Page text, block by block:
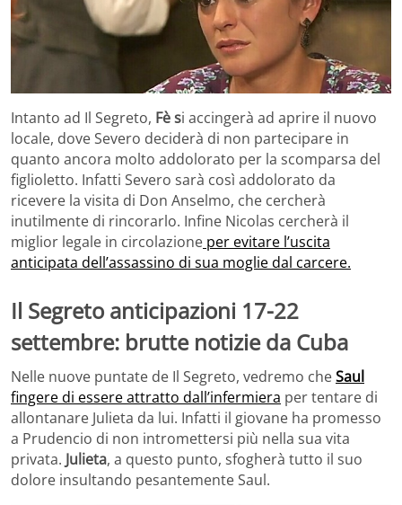
Intanto ad Il Segreto, Fè si accingerà ad aprire il nuovo
locale, dove Severo deciderà di non partecipare in
quanto ancora molto addolorato per la scomparsa del
figlioletto. Infatti Severo sarà così addolorato da
ricevere la visita di Don Anselmo, che cercherà
inutilmente di rincorarlo. Infine Nicolas cercherà il
miglior legale in circolazione per evitare l’uscita
anticipata dell’assassino di sua moglie dal carcere.
Il Segreto anticipazioni 17-22
settembre: brutte notizie da Cuba
Nelle nuove puntate de Il Segreto, vedremo cheSaul
fingere di essere attratto dall’infermiera per tentare di
allontanare Julieta da lui. Infatti il giovane ha promesso
a Prudencio di non intromettersi più nella sua vita
privata. Julieta, a questo punto, sfogherà tutto il suo
dolore insultando pesantemente Saul.